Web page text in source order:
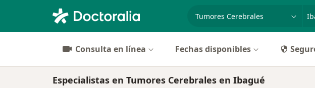
especialidad, enfermedad o
Consulta en línea Fechas disponibles
Especialistas en Tumores Cerebrales en Ibagué